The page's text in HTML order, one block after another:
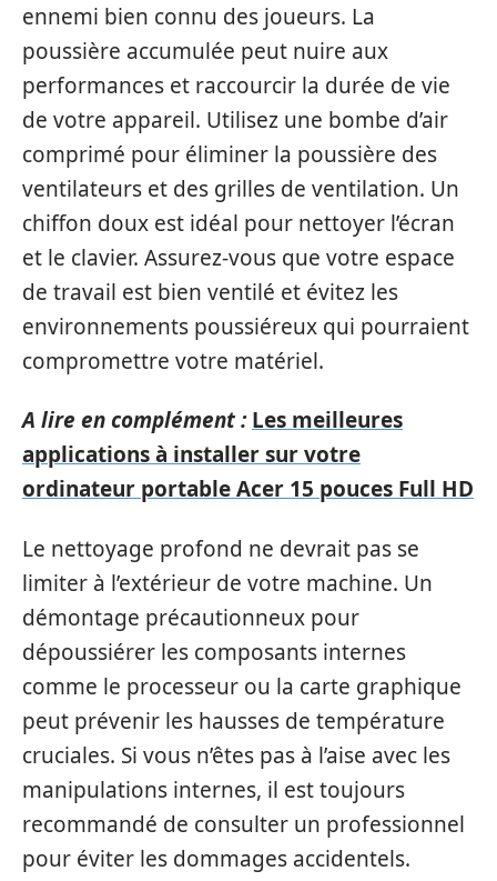
ennemi bien connu des joueurs. La
poussière accumulée peut nuire aux
performances et raccourcir la durée de vie
de votre appareil. Utilisez une bombe d’air
comprimé pour éliminer la poussière des
ventilateurs et des grilles de ventilation. Un
chiffon doux est idéal pour nettoyer l’écran
et le clavier. Assurez-vous que votre espace
de travail est bien ventilé et évitez les
environnements poussiéreux qui pourraient
compromettre votre matériel.
A lire en complément : Les meilleures
applications à installer sur votre
ordinateur portable Acer 15 pouces Full HD
Le nettoyage profond ne devrait pas se
limiter à l’extérieur de votre machine. Un
démontage précautionneux pour
dépoussiérer les composants internes
comme le processeur ou la carte graphique
peut prévenir les hausses de température
cruciales. Si vous n’êtes pas à l’aise avec les
manipulations internes, il est toujours
recommandé de consulter un professionnel
pour éviter les dommages accidentels.